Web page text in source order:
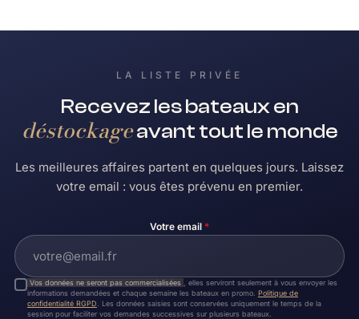
LA LISTE PRIVÉE
Recevez les bateaux en
déstockageavant tout le monde
Les meilleures affaires partent en quelques jours. Laissez
votre email : vous êtes prévenu en premier.
Votre email *
Vos données ne seront pas commercialisées
, elles serviront seulement à vous envoyer les
informations demandées et chaque semaine les bateaux en promo. Politique de
confidentialité RGPD . Les données saisies sont conservées uniquement le temps de la
session pour faciliter vos demandes successives sur plusieurs bateaux.